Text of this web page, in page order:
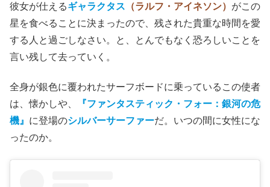
彼女が仕えるギャラクタス （ラルフ・アイネソン） がこの
星を食べることに決まったので、残された貴重な時間を愛
する人と過ごしなさい。と、とんでもなく恐ろしいことを
言い残して去っていく。
全身が銀色に覆われたサーフボードに乗っているこの使者
は、懐かしや、
『ファンタスティック・フォー：銀河の危
機』 に登場のシルバーサーファーだ。いつの間に女性にな
ったのか。